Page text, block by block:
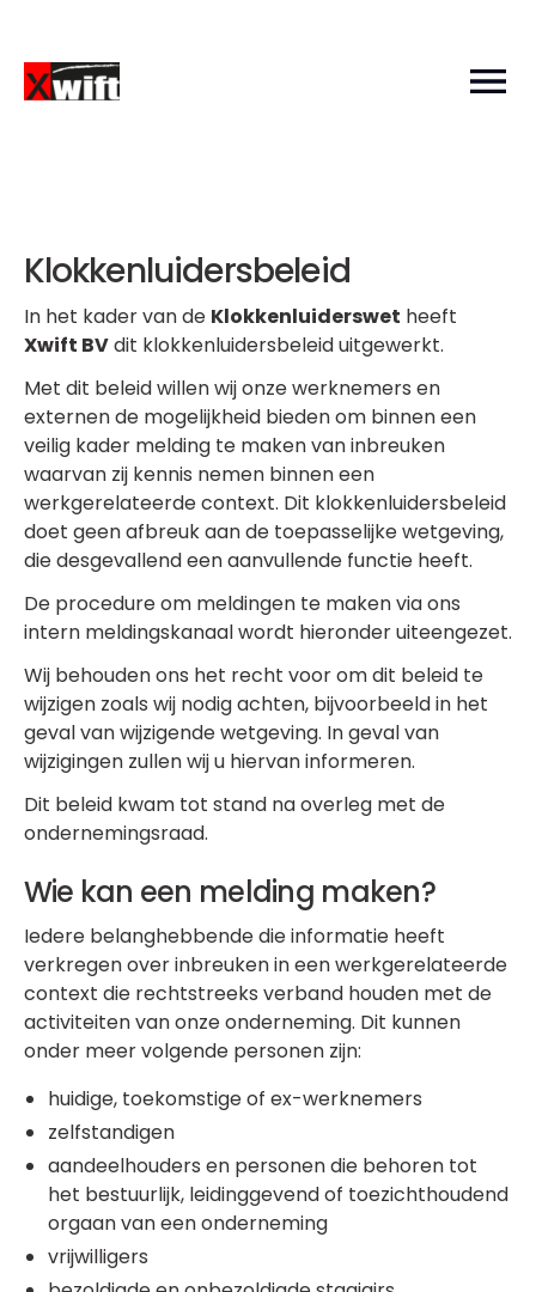
Klokkenluidersbeleid
In het kader van de Klokkenluiderswet heeft
Xwift BVdit klokkenluidersbeleid uitgewerkt.
Met dit beleid willen wij onze werknemers en
externen de mogelijkheid bieden om binnen een
veilig kader melding te maken van inbreuken
waarvan zij kennis nemen binnen een
werkgerelateerde context. Dit klokkenluidersbeleid
doet geen afbreuk aan de toepasselijke wetgeving,
die desgevallend een aanvullende functie heeft.
De procedure om meldingen te maken via ons
intern meldingskanaal wordt hieronder uiteengezet.
Wij behouden ons het recht voor om dit beleid te
wijzigen zoals wij nodig achten, bijvoorbeeld in het
geval van wijzigende wetgeving. In geval van
wijzigingen zullen wij u hiervan informeren.
Dit beleid kwam tot stand na overleg met de
ondernemingsraad.
Wie kan een melding maken?
Iedere belanghebbende die informatie heeft
verkregen over inbreuken in een werkgerelateerde
context die rechtstreeks verband houden met de
activiteiten van onze onderneming. Dit kunnen
onder meer volgende personen zijn:
huidige, toekomstige of ex-werknemers
zelfstandigen
aandeelhouders en personen die behoren tot
het bestuurlijk, leidinggevend of toezichthoudend
orgaan van een onderneming
vrijwilligers